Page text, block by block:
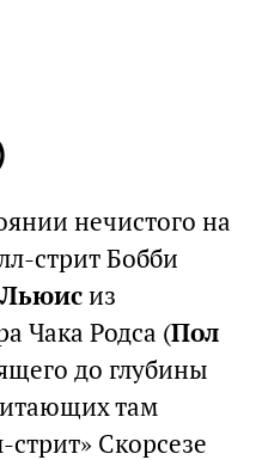
нечистого на
стрит Бобби
из
Чака Родса (Пол
до глубины
там
стрит» Скорсезе